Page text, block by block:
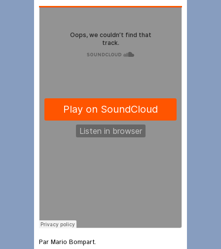
Par Mario Bompart.